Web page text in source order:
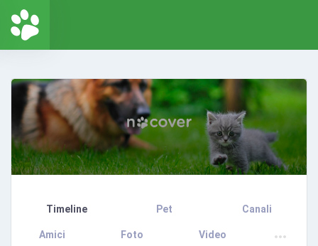
Timeline Pet Canali
Amici Foto Video